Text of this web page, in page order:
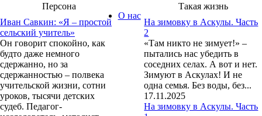
Персона
Иван Савкин: «Я – простой
сельский учитель»
Он говорит спокойно, как
будто даже немного
сдержанно, но за
сдержанностью – полвека
учительской жизни, сотни
уроков, тысячи детских
судеб. Педагог-
Такая жизнь
На зимовку в Аскулы. Часть
2
«Там никто не зимует!» –
пытались нас убедить в
соседних селах. А вот и нет.
Зимуют в Аскулах! И не
одна семья. Без воды, без...
17.11.2025
На зимовку в Аскулы. Часть
О нас